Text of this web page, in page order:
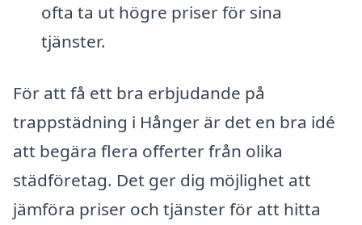
ofta ta ut högre priser för sina
tjänster.
För att få ett bra erbjudande på
trappstädning i Hånger är det en bra idé
att begära flera offerter från olika
städföretag. Det ger dig möjlighet att
jämföra priser och tjänster för att hitta